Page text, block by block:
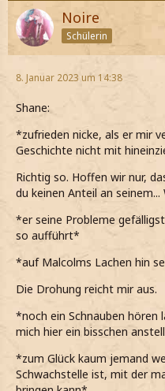
Noire
Schülerin
8. Januar 2023 um 14:38
Shane:
*zufrieden nicke, als er mir
Geschichte nicht mit
Richtig so. Hoffen wir nur,
du keinen Anteil an
*er seine Probleme
so aufführt*
*auf Malcolms Lachen hin
Die Drohung reicht mir aus.
*noch ein Schnauben hören
mich hier ein bisschen
*zum Glück kaum jemand
Schwachstelle ist, mit der